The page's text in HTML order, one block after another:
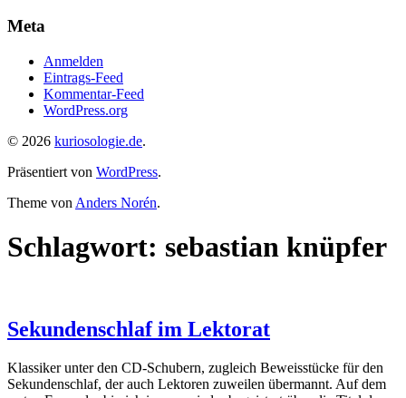
Meta
Anmelden
Eintrags-Feed
Kommentar-Feed
WordPress.org
© 2026 kuriosologie.de.
Präsentiert von WordPress.
Theme von Anders Norén.
Schlagwort: sebastian knüpfer
Sekundenschlaf im Lektorat
Klassiker unter den CD-Schubern, zugleich Beweisstücke für den
Sekundenschlaf, der auch Lektoren zuweilen übermannt. Auf dem